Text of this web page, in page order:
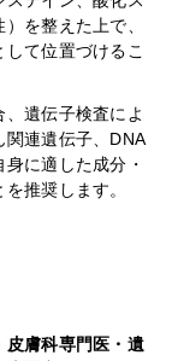
を整えた上で、
て位置づけるこ
遺伝子検査によ
関連遺伝子、DNA
に適した成分・
推奨します。
皮膚科専門医・遺